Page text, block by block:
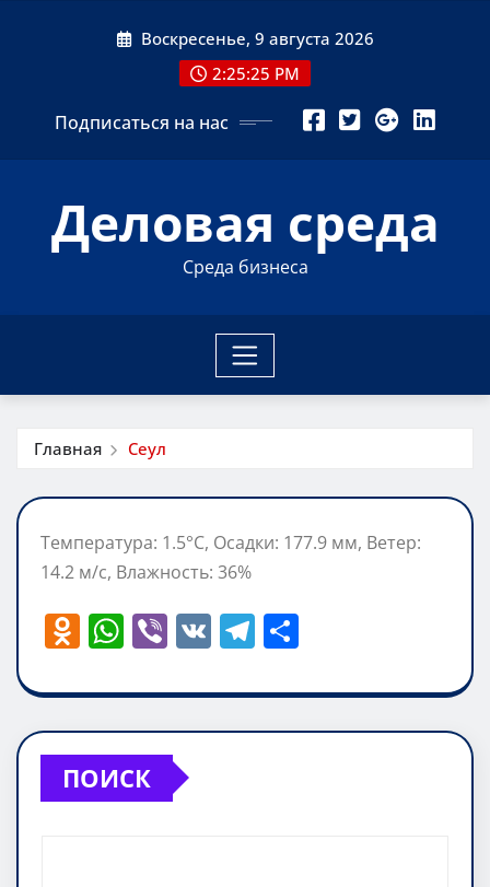
Воскресенье, 9 августа 2026
2:25:26 PM
Подписаться на нас
Деловая среда
Среда бизнеса
Главная Сеул
Температура: 1.5°C, Осадки: 177.9 мм, Ветер:
14.2 м/с, Влажность: 36%
O
n
o
kl
a
W
at
s
A
p
Vi
er
V T
e
gr
п
р
ПОИСК